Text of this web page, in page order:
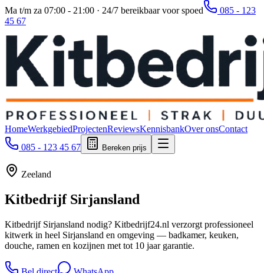
Ma t/m za 07:00 - 21:00 · 24/7 bereikbaar voor spoed
085 - 123
45 67
HomeWerkgebiedProjectenReviewsKennisbankOver onsContact
085 - 123 45 67
Bereken prijs
Zeeland
Kitbedrijf Sirjansland
Kitbedrijf Sirjansland nodig? Kitbedrijf24.nl verzorgt professioneel
kitwerk in heel Sirjansland en omgeving — badkamer, keuken,
douche, ramen en kozijnen met tot 10 jaar garantie.